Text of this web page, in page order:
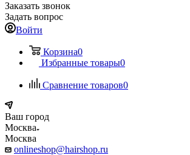
Заказать звонок
Задать вопрос
Войти
Корзина0
Избранные товары0
Сравнение товаров0
Ваш город
Москва
Москва
onlineshop@hairshop.ru